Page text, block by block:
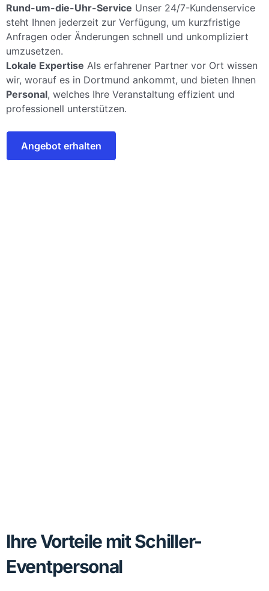
Rund-um-die-Uhr-Service Unser 24/7-Kundenservice
steht Ihnen jederzeit zur Verfügung, um kurzfristige
Anfragen oder Änderungen schnell und unkompliziert
umzusetzen.
Lokale Expertise Als erfahrener Partner vor Ort wissen
wir, worauf es in Dortmund ankommt, und bieten Ihnen
Personal, welches Ihre Veranstaltung effizient und
professionell unterstützen.
Angebot erhalten
Ihre Vorteile mit Schiller-
Eventpersonal